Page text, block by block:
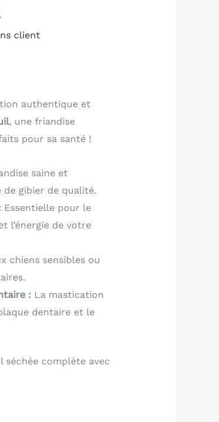
client
authentique et
, une friandise
pour sa santé !
saine et
de gibier de qualité.
Essentielle pour le
l’énergie de votre
chiens sensibles ou
: La mastication
dentaire et le
séchée complète avec